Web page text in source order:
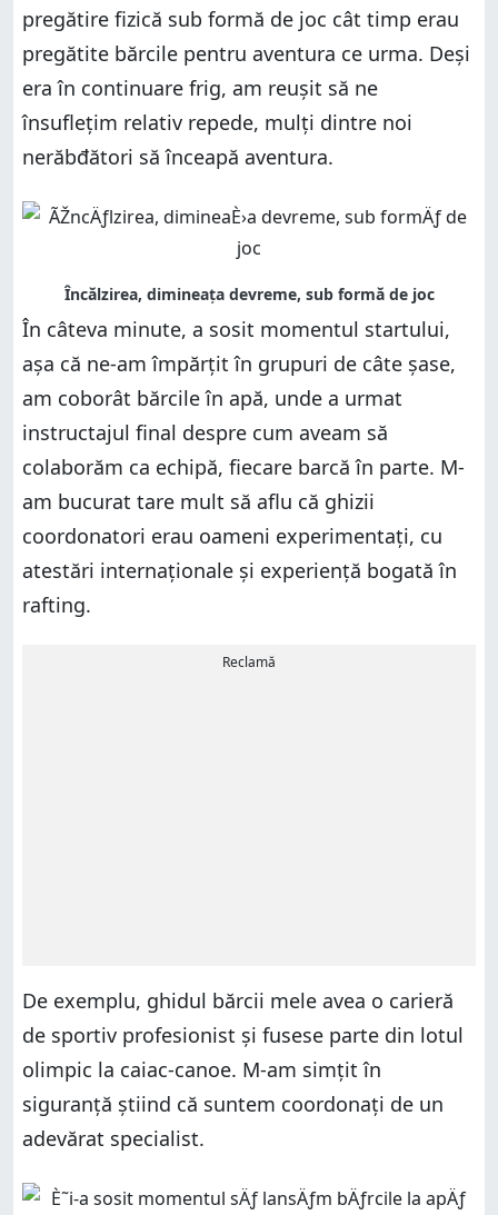
pregătire fizică sub formă de joc cât timp erau
pregătite bărcile pentru aventura ce urma. Deși
era în continuare frig, am reușit să ne
însuflețim relativ repede, mulți dintre noi
nerăbđători să înceapă aventura.
În câteva minute, a sosit momentul startului,
așa că ne-am împărțit în grupuri de câte șase,
am coborât bărcile în apă, unde a urmat
instructajul final despre cum aveam să
colaborăm ca echipă, fiecare barcă în parte. M-
am bucurat tare mult să aflu că ghizii
coordonatori erau oameni experimentați, cu
atestări internaționale și experiență bogată în
rafting.
Reclamă
De exemplu, ghidul bărcii mele avea o carieră
de sportiv profesionist și fusese parte din lotul
olimpic la caiac-canoe. M-am simțit în
siguranță știind că suntem coordonați de un
adevărat specialist.